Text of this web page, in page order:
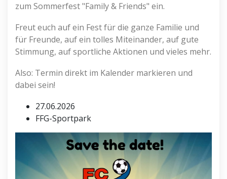
zum Sommerfest "Family & Friends" ein.
Freut euch auf ein Fest für die ganze Familie und
für Freunde, auf ein tolles Miteinander, auf gute
Stimmung, auf sportliche Aktionen und vieles mehr.
Also: Termin direkt im Kalender markieren und
dabei sein!
27.06.2026
FFG-Sportpark